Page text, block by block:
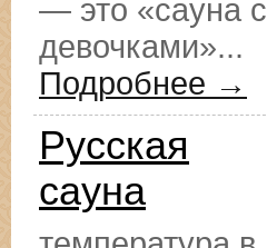
— это «сауна с
девочками»...
Подробнее →
Русская
сауна